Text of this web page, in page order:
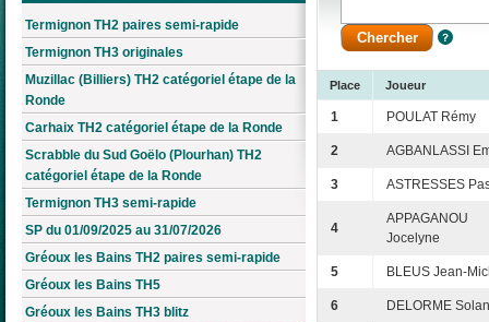
Termignon TH2 paires semi-rapide
Termignon TH3 originales
Muzillac (Billiers) TH2 catégoriel étape de la
Ronde
Carhaix TH2 catégoriel étape de la Ronde
Scrabble du Sud Goëlo (Plourhan) TH2
catégoriel étape de la Ronde
Termignon TH3 semi-rapide
SP du 01/09/2025 au 31/07/2026
Gréoux les Bains TH2 paires semi-rapide
Gréoux les Bains TH5
Gréoux les Bains TH3 blitz
Place Joueur
1 POULAT Rémy
2 AGBANLASSI
3 ASTRESSES
4
APPAGANOU
Jocelyne
5 BLEUS Jean-
6 DELORME